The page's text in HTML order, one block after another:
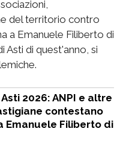
del territorio contro
a Emanuele Filiberto di
Asti di quest'anno, si
2026: ANPI e altre
contestano
Emanuele Filiberto di